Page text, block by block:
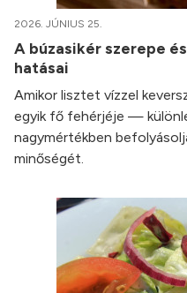
2026. JÚNIUS 25.
A búzasikér szerepe
hatásai
Amikor lisztet vízzel
egyik fő fehérjéje —
nagymértékben
minőségét.